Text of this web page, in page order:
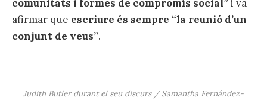
comunitats i formes de compromís social” i va
afirmar que escriure és sempre “la reunió d’un
conjunt de veus”.
Judith Butler durant el seu discurs / Samantha Fernández-